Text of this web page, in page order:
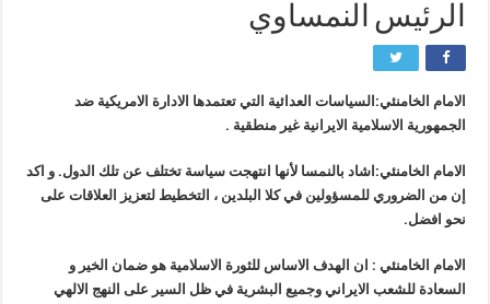
الرئيس النمساوي
الامام الخامنئي:السياسات العدائية التي تعتمدها الادارة الامريكية ضد
الجمهورية الاسلامية الايرانية غير منطقية .
الامام الخامنئي:اشاد بالنمسا لأنها انتهجت سياسة تختلف عن تلك الدول. و اكد
إن من الضروري للمسؤولين في كلا البلدين ، التخطيط لتعزيز العلاقات على
نحو افضل.
الامام الخامنئي : ان الهدف الاساس للثورة الاسلامية هو ضمان الخير و
السعادة للشعب الايراني وجميع البشرية في ظل السير على النهج الالهي